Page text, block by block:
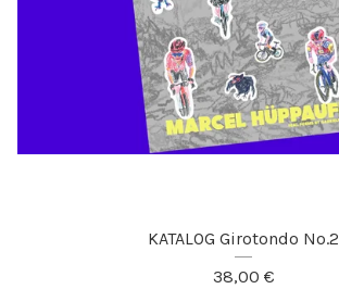
KATALOG Girotondo No.2
38,00 €